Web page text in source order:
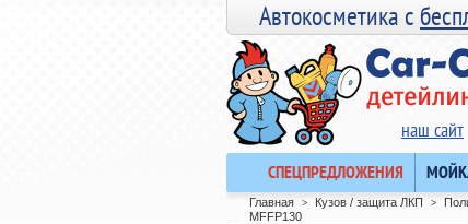
Автокосметика с
наш сайт
СПЕЦПРЕДЛОЖЕНИЯ
Главная > Кузов / защита ЛКП >
MFFP130